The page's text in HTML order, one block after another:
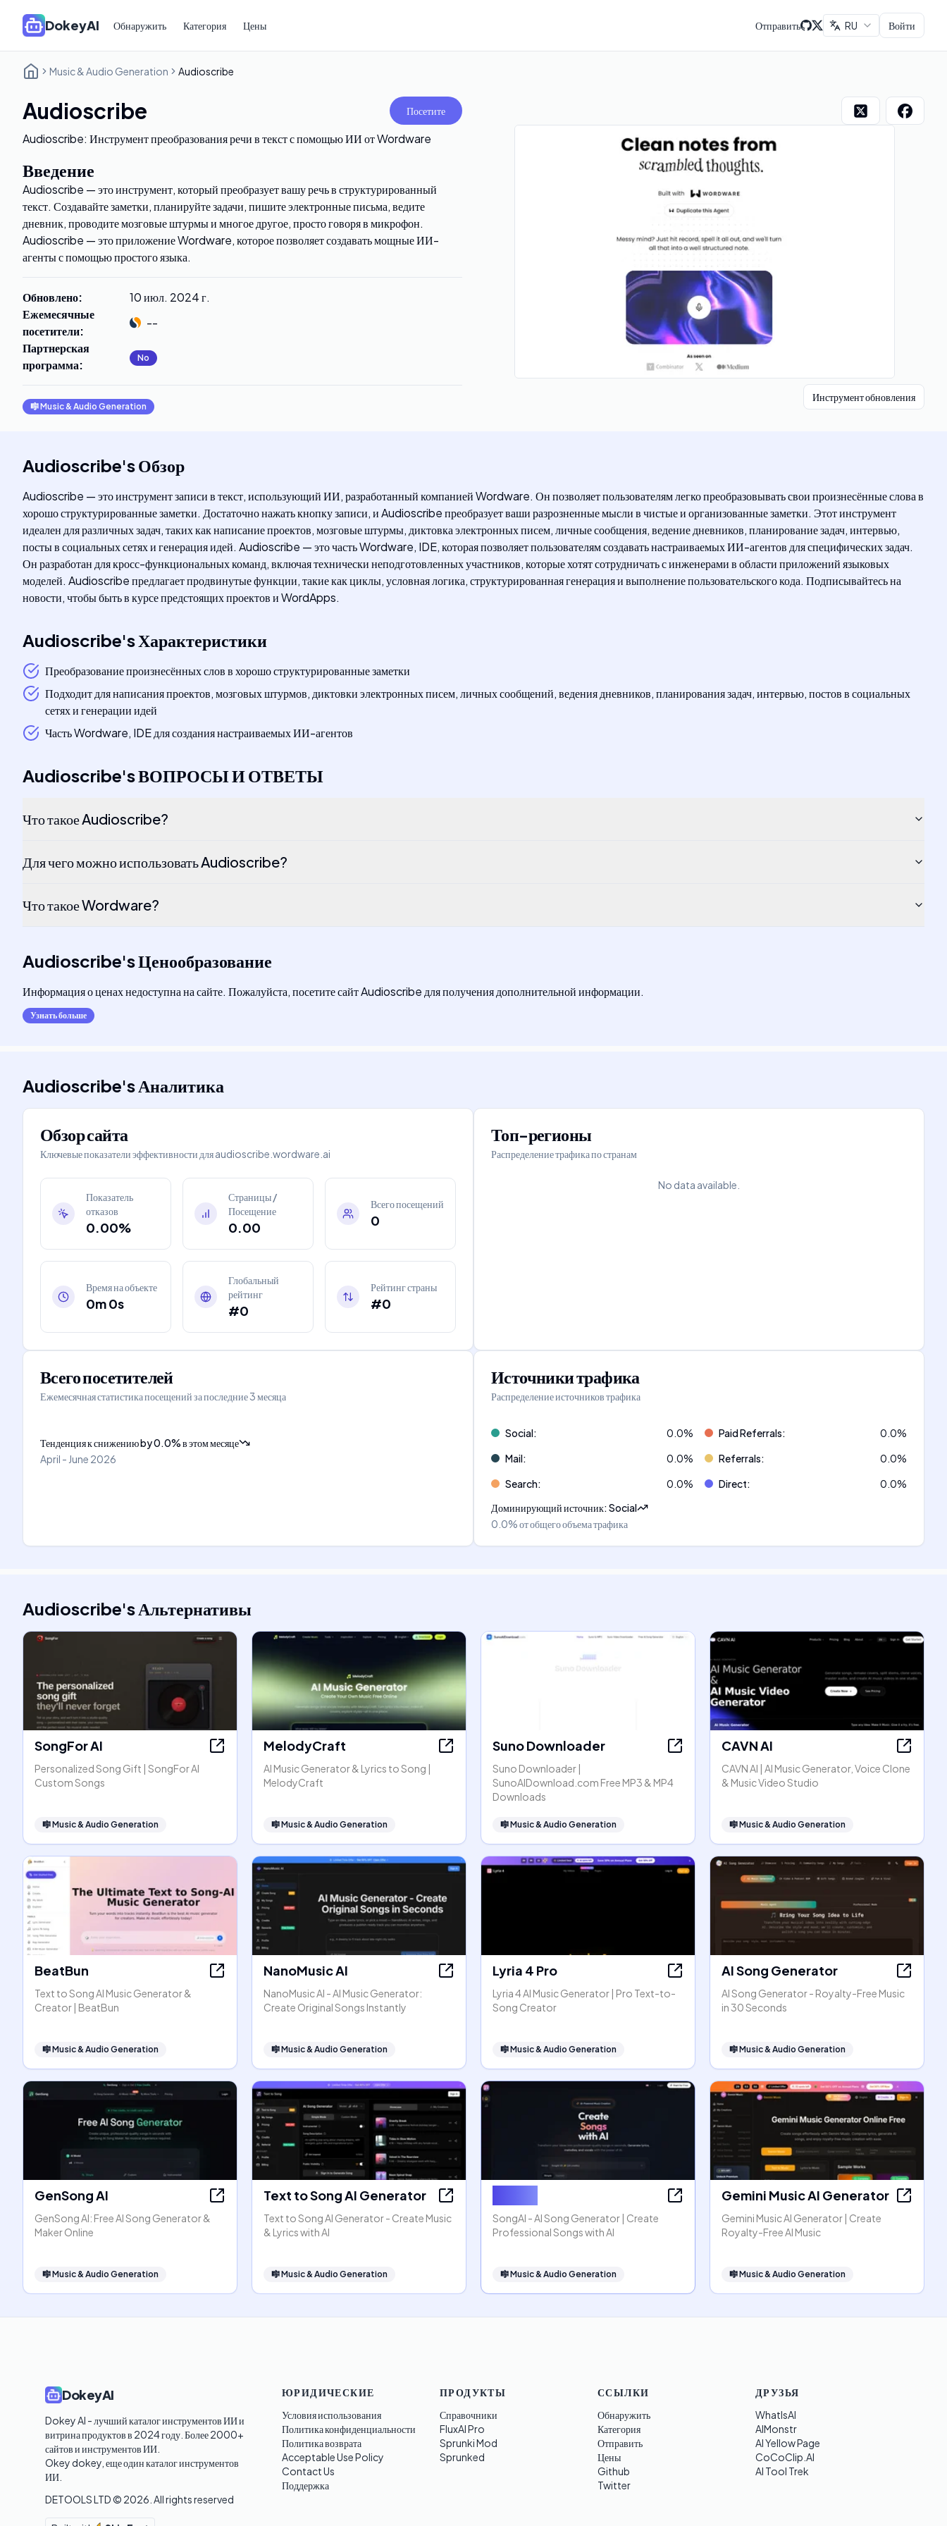
DokeyAI Обнаружить Категория Цены Отправить RU Войти
Music & Audio Generation Audioscribe
Audioscribe Посетите
Audioscribe: Инструмент преобразования речи в текст с помощью ИИ от Wordware
Введение
Audioscribe — это инструмент, который преобразует вашу речь в структурированный
текст. Создавайте заметки, планируйте задачи, пишите электронные письма, ведите
дневник, проводите мозговые штурмы и многое другое, просто говоря в микрофон.
Audioscribe — это приложение Wordware, которое позволяет создавать мощные ИИ-
агенты с помощью простого языка.
Обновлено:
10 июл. 2024 г.
Ежемесячные
посетители:
--
Партнерская
программа: No
🎼Music & Audio Generation
Инструмент обновления
Audioscribe'sОбзор
Audioscribe — это инструмент записи в текст, использующий ИИ, разработанный компанией Wordware. Он позволяет пользователям легко преобразовывать свои произнесённые слова в
хорошо структурированные заметки. Достаточно нажать кнопку записи, и Audioscribe преобразует ваши разрозненные мысли в чистые и организованные заметки. Этот инструмент
идеален для различных задач, таких как написание проектов, мозговые штурмы, диктовка электронных писем, личные сообщения, ведение дневников, планирование задач, интервью,
посты в социальных сетях и генерация идей. Audioscribe — это часть Wordware, IDE, которая позволяет пользователям создавать настраиваемых ИИ-агентов для специфических задач.
Он разработан для кросс-функциональных команд, включая технически неподготовленных участников, которые хотят сотрудничать с инженерами в области приложений языковых
моделей. Audioscribe предлагает продвинутые функции, такие как циклы, условная логика, структурированная генерация и выполнение пользовательского кода. Подписывайтесь на
новости, чтобы быть в курсе предстоящих проектов и WordApps.
Audioscribe'sХарактеристики
Преобразование произнесённых слов в хорошо структурированные заметки
Подходит для написания проектов, мозговых штурмов, диктовки электронных писем, личных сообщений, ведения дневников, планирования задач, интервью, постов в социальных
сетях и генерации идей
Часть Wordware, IDE для создания настраиваемых ИИ-агентов
Audioscribe'sВОПРОСЫ И ОТВЕТЫ
Что такое Audioscribe?
Для чего можно использовать Audioscribe?
Что такое Wordware?
Audioscribe'sЦенообразование
Информация о ценах недоступна на сайте. Пожалуйста, посетите сайт Audioscribe для получения дополнительной информации.
Узнать больше
Audioscribe'sАналитика
Обзор сайта
Ключевые показатели эффективности дляaudioscribe.wordware.ai
Показатель
отказов
0.00%
Страницы /
Посещение
0.00
Всего посещений
0
Время на объекте
0m 0s
Глобальный
рейтинг
#0
Рейтинг страны
#0
Топ-регионы
Распределение трафика по странам
No data available.
Всего посетителей
Ежемесячная статистика посещений за последние 3 месяца
Тенденция к снижениюby0.0%в этом месяце
April - June 2026
Источники трафика
Распределение источников трафика
Social: 0.0% Paid Referrals: 0.0%
Mail: 0.0% Referrals: 0.0%
Search: 0.0% Direct: 0.0%
Доминирующий источник:Social
0.0%от общего объема трафика
Audioscribe'sАльтернативы
SongFor AI
Personalized Song Gift | SongFor AI
Custom Songs
🎼Music & Audio Generation
MelodyCraft
AI Music Generator & Lyrics to Song |
MelodyCraft
🎼Music & Audio Generation
Suno Downloader
Suno Downloader |
SunoAIDownload.com Free MP3 & MP4
Downloads
🎼Music & Audio Generation
CAVN AI
CAVN AI | AI Music Generator, Voice Clone
& Music Video Studio
🎼Music & Audio Generation
BeatBun
Text to Song AI Music Generator &
Creator | BeatBun
🎼Music & Audio Generation
NanoMusic AI
NanoMusic AI - AI Music Generator:
Create Original Songs Instantly
🎼Music & Audio Generation
Lyria 4 Pro
Lyria 4 AI Music Generator | Pro Text-to-
Song Creator
🎼Music & Audio Generation
AI Song Generator
AI Song Generator - Royalty-Free Music
in 30 Seconds
🎼Music & Audio Generation
GenSong AI
GenSong AI: Free AI Song Generator &
Maker Online
🎼Music & Audio Generation
Text to Song AI Generator
Text to Song AI Generator - Create Music
& Lyrics with AI
🎼Music & Audio Generation
SongAI - AI Song Generator | Create
Professional Songs with AI
🎼Music & Audio Generation
Gemini Music AI Generator
Gemini Music AI Generator | Create
Royalty-Free AI Music
🎼Music & Audio Generation
DokeyAI
Dokey AI - лучший каталог инструментов ИИ и
витрина продуктов в 2024 году. Более 2000+
сайтов и инструментов ИИ.
Okey dokey, еще один каталог инструментов
ИИ.
DETOOLS LTD © 2026 . All rights reserved
ЮРИДИЧЕСКИЕ
Условия использования
Политика конфиденциальности
Политика возврата
Acceptable Use Policy
Contact Us
Поддержка
ПРОДУКТЫ
Справочники
FluxAI Pro
Sprunki Mod
Sprunked
ССЫЛКИ
Обнаружить
Категория
Отправить
Цены
Github
Twitter
ДРУЗЬЯ
WhatIsAI
AIMonstr
AI Yellow Page
CoCoClip.AI
AI Tool Trek